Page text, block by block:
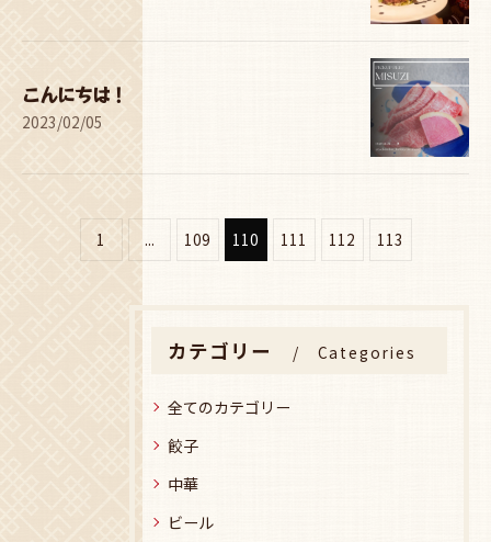
こんにちは！
2023/02/05
1 ... 109 110 111 112 113
カテゴリー Categories
全てのカテゴリー
餃子
中華
ビール